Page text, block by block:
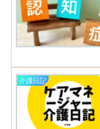
介護日記